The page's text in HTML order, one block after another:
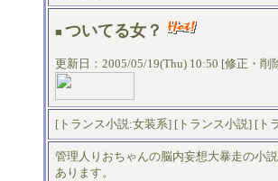
■ ついてる女？
更新日：2005/05/19(Thu) 10:50 [修正・削
[ トランス小説:女装系] [ トランス小説] [ ト
管理人りおちゃんの脳内妄想大暴走の小
あります。